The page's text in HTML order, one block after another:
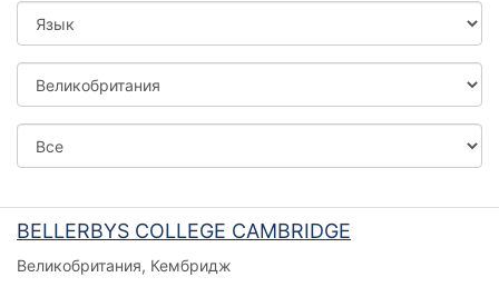
Язык
Страна
Город
BELLERBYS COLLEGE CAMBRIDGE
Великобритания, Кембридж